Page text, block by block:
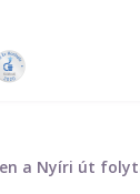
a Nyíri út